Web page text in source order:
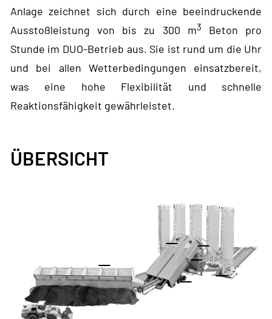
Anlage zeichnet sich durch eine beeindruckende
Ausstoßleistung von bis zu 300 m3
Beton pro
Stunde im DUO-Betrieb aus. Sie ist rund um die Uhr
und bei allen Wetterbedingungen einsatzbereit,
was eine hohe Flexibilität und schnelle
Reaktionsfähigkeit gewährleistet.
ÜBERSICHT